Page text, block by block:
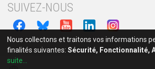
SUIVEZ-NOUS
Nous collectons et traitons vos informations
finalités suivantes: Sécurité, Fonctionnalité,
suite...